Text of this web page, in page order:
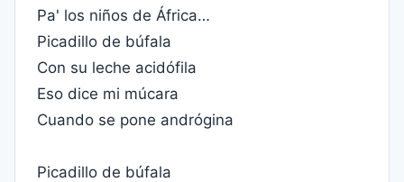
Pa' los niños de África…
Picadillo de búfala
Con su leche acidófila
Eso dice mi múcara
Cuando se pone andrógina
Picadillo de búfala